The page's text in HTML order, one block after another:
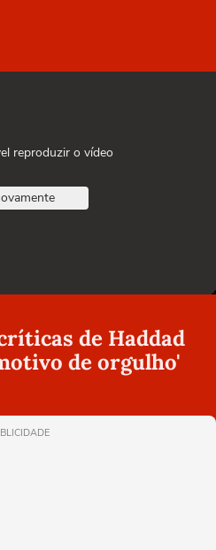
reproduzir o vídeo
de Haddad
de orgulho'